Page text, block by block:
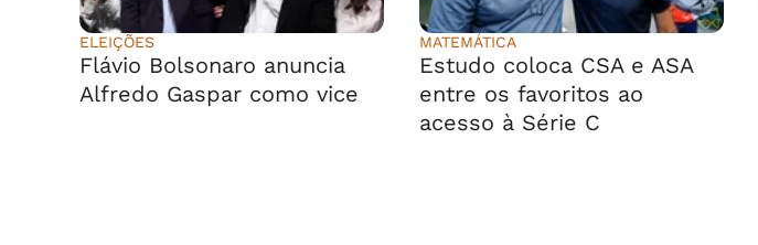
ELEIÇÕES
Flávio Bolsonaro anuncia
Alfredo Gaspar como vice
MATEMÁTICA
Estudo coloca CSA e ASA
entre os favoritos ao
acesso à Série C